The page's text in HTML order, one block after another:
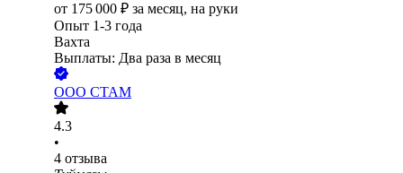
от 175 000 ₽ за месяц, на руки
Опыт 1-3 года
Вахта
Выплаты: Два раза в месяц
ООО СТАМ
4.3
•
4 отзыва